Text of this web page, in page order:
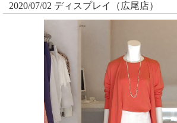
2020/07/02 ディスプレイ（広尾店）